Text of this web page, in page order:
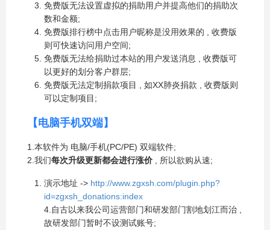
免费版无法设置虚拟的捐助用户并提高他们的捐助次
数和金额;
免费版排行榜中点击用户昵称是没用效果的 , 收费版
则可快速访问用户空间;
免费版无法给捐助过本站的用户发送消息 , 收费版可
以更好的划分客户群层;
免费版无法定制捐款项目 , 如XX肺炎捐款 , 收费版则
可以定制项目;
【电脑手机双端】
1.本软件为 电脑/手机(PC/PE) 双端软件;
2.我们每次升级更新都会进行涨价 , 所以欲购从速;
演示地址 -> http://www.zgxsh.com/plugin.php?
id=zgxsh_donations:index
4.自古以来我公司运营部门和研发部门割地划江而治 ,
故研发部门暂时不设测试账号;